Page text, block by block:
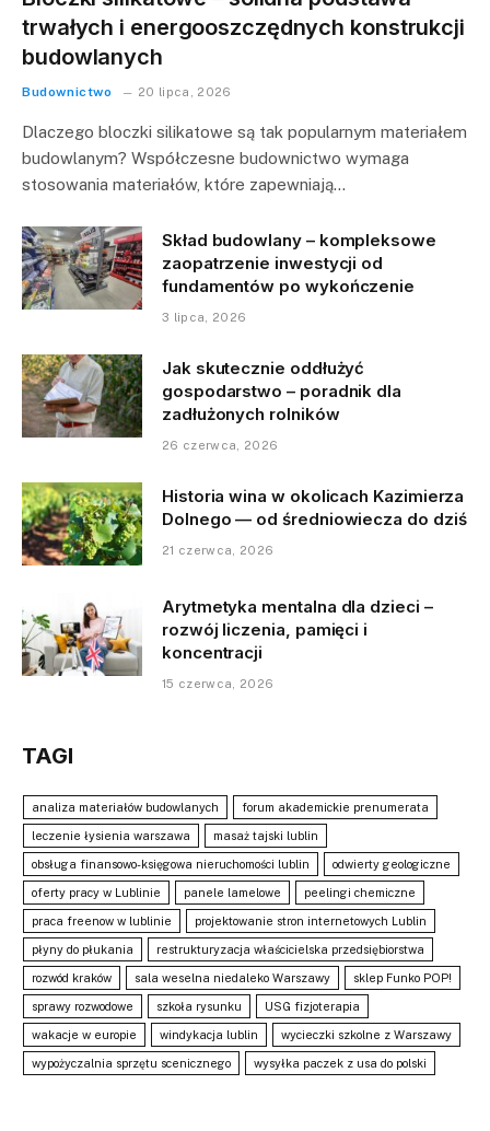
trwałych i energooszczędnych konstrukcji
budowlanych
Budownictwo 20 lipca, 2026
Dlaczego bloczki silikatowe są tak popularnym materiałem
budowlanym? Współczesne budownictwo wymaga
stosowania materiałów, które zapewniają…
Skład budowlany – kompleksowe
zaopatrzenie inwestycji od
fundamentów po wykończenie
3 lipca, 2026
Jak skutecznie oddłużyć
gospodarstwo – poradnik dla
zadłużonych rolników
26 czerwca, 2026
Historia wina w okolicach Kazimierza
Dolnego — od średniowiecza do dziś
21 czerwca, 2026
Arytmetyka mentalna dla dzieci –
rozwój liczenia, pamięci i
koncentracji
15 czerwca, 2026
TAGI
analiza materiałów budowlanych forum akademickie prenumerata
leczenie łysienia warszawa masaż tajski lublin
obsługa finansowo-księgowa nieruchomości lublin odwierty geologiczne
oferty pracy w Lublinie panele lamelowe peelingi chemiczne
praca freenow w lublinie projektowanie stron internetowych Lublin
płyny do płukania restrukturyzacja właścicielska przedsiębiorstwa
rozwód kraków sala weselna niedaleko Warszawy sklep Funko POP!
sprawy rozwodowe szkoła rysunku USG fizjoterapia
wakacje w europie windykacja lublin wycieczki szkolne z Warszawy
wypożyczalnia sprzętu scenicznego wysyłka paczek z usa do polski